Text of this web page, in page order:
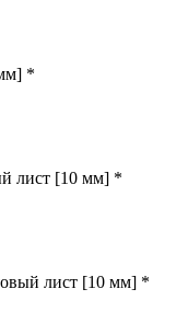
*
лист [10 мм] *
лист [10 мм] *